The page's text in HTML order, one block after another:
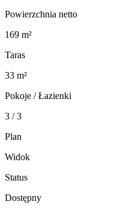
Powierzchnia netto
169 m²
Taras
33 m²
Pokoje / Łazienki
3 / 3
Plan
Widok
Status
Dostępny